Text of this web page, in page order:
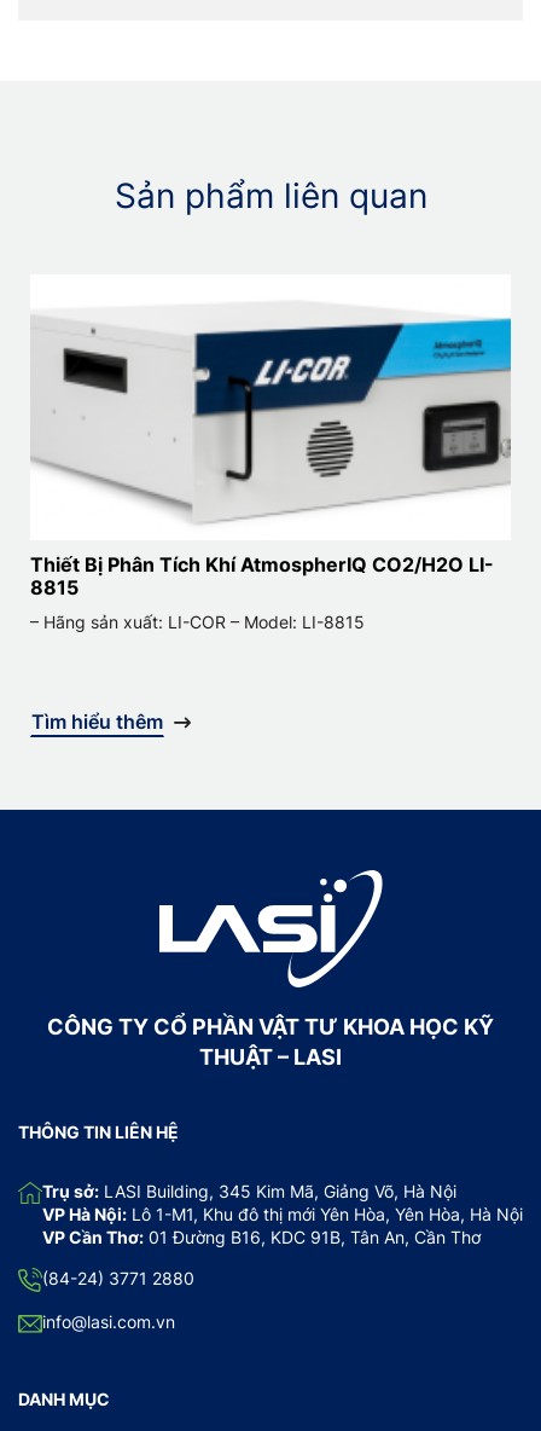
Sản phẩm liên quan
Thiết Bị Phân Tích Khí AtmospherIQ CO2/H2O LI-
8815
– Hãng sản xuất: LI-COR – Model: LI-8815
Tìm hiểu thêm
CÔNG TY CỔ PHẦN VẬT TƯ KHOA HỌC KỸ
THUẬT – LASI
THÔNG TIN LIÊN HỆ
Trụ sở: LASI Building, 345 Kim Mã, Giảng Võ, Hà Nội
VP Hà Nội: Lô 1-M1, Khu đô thị mới Yên Hòa, Yên Hòa, Hà Nội
VP Cần Thơ: 01 Đường B16, KDC 91B, Tân An, Cần Thơ
(84-24) 3771 2880
info@lasi.com.vn
DANH MỤC